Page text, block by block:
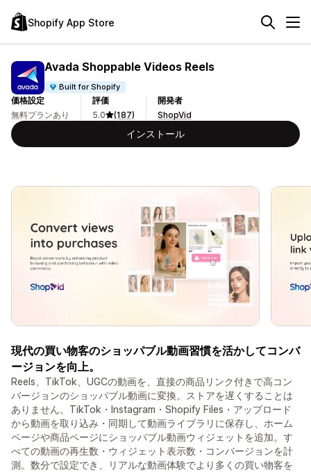
Shopify App Store
Avada Shoppable Videos Reels
Built for Shopify
価格設定
無料プランあり
評価
5.0
(187)
開発者
ShopVid
インストール
現代の買い物客のショッパブル動画習慣を活かしてコンバ
ージョンを向上。
Reels、TikTok、UGCの動画を、直接の商品リンク付きで高コン
バージョンのショッパブル動画に変換。ストアを遅くすることは
ありません。TikTok・Instagram・Shopify Files・アップロード
から動画を取り込み・同期して動画ライブラリに保存し、ホーム
ページや商品ページにショッパブル動画ウィジェットを追加。す
べての動画の再生数・ウィジェット表示数・コンバージョンを計
測。数分で設定でき、リアルな動画体験でより多くの買い物客を